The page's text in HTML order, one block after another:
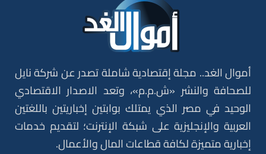
أموال الغد.. مجلة إقتصادية شاملة تصدر عن شركة نايل
للصحافة والنشر «ش.م.م»، وتعد الاصدار الاقتصادي
الوحيد في مصر الذي يمتلك بوابتين إخباريتين باللغتين
العربية والإنجليزية على شبكة الإنترنت؛ لتقديم خدمات
إخبارية متميزة لكافة قطاعات المال والأعمال.